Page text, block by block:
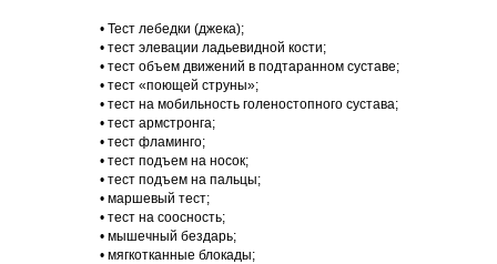
• Тест лебедки (джека);
• тест элевации ладьевидной кости;
• тест объем движений в подтаранном суставе;
• тест «поющей струны»;
• тест на мобильность голеностопного сустава;
• тест армстронга;
• тест фламинго;
• тест подъем на носок;
• тест подъем на пальцы;
• маршевый тест;
• тест на соосность;
• мышечный бездарь;
• мягкотканные блокады;